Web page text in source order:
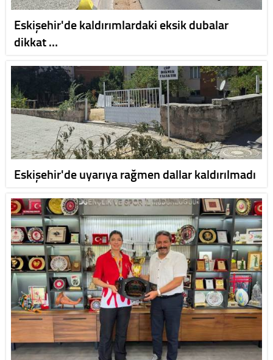
Eskişehir'de kaldırımlardaki eksik dubalar
dikkat …
Eskişehir'de uyarıya rağmen dallar kaldırılmadı